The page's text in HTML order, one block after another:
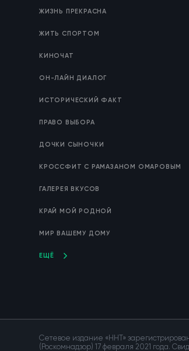
ЖИЗНЬ ПРЕКРАСНА
ЖИТЬ СПОРТОМ
КИНОЧАТ
ОН-ЛАЙН ДИАЛОГ
ИСТОРИЧЕСКИЙ ФАКТ
ПРАВО ВЫБОРА
ДОЧКИ СЫНОЧКИ
КРОССФИТ С РАМАЗАНОМ ОМАРОВЫМ
ГАЛЕРЕЯ ВКУСОВ
КРАЙ МОЙ РОДНОЙ
МИР ВАШЕМУ ДОМУ
ЕЩЁ
Сетевое издание «ННТ»
(Роскомнадзор) 17 февраля 2021 года.